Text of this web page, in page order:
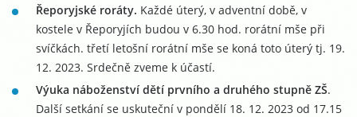
Řeporyjské roráty. Každé úterý, v adventní době, v
kostele v Řeporyjích budou v 6.30 hod. rorátní mše při
svíčkách. třetí letošní rorátní mše se koná toto úterý tj. 19.
12. 2023. Srdečně zveme k účastí.
Výuka náboženství dětí prvního a druhého stupně ZŠ.
Další setkání se uskuteční v pondělí 18. 12. 2023 od 17.15